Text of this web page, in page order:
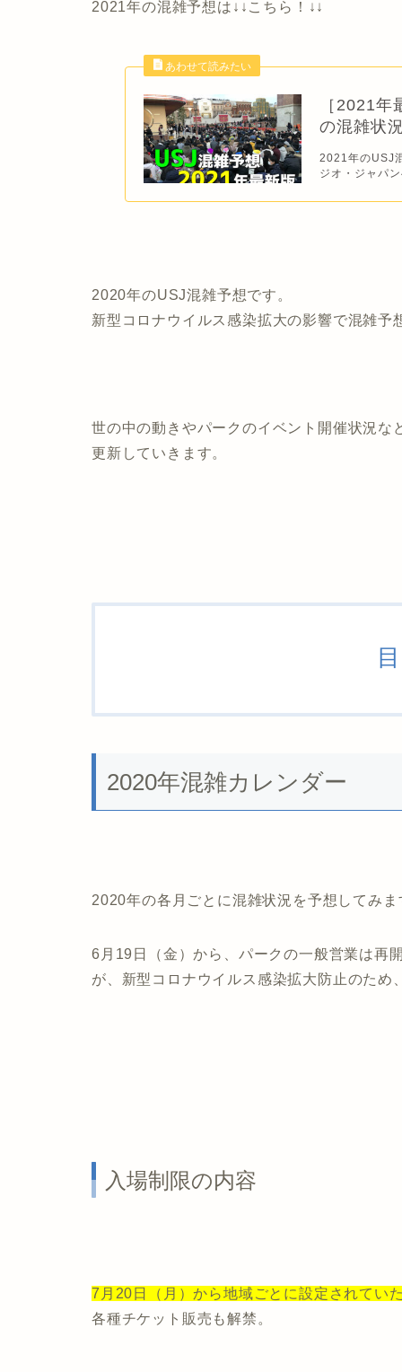
2021年の混雑予想は↓↓こちら！↓↓
［2021
の混雑状
2021年のUSJ
ジオ・ジャパ
2020年のUSJ混雑予想です。
新型コロナウイルス感染拡大の影響で混雑予
世の中の動きやパークのイベント開催状況
更新していきます。
2020年混雑カレンダー
2020年の各月ごとに混雑状況を予想してみま
6月19日（金）から、パークの一般営業は再
が、新型コロナウイルス感染拡大防止のた
入場制限の内容
7月20日（月）から地域ごとに設定されてい
各種チケット販売も解禁。